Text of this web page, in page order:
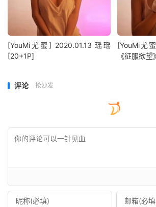
[YouMi尤蜜] 2020.01.13 瑶瑶
[20+1P]
[YouMi尤
《征服欲
评论 抢沙发